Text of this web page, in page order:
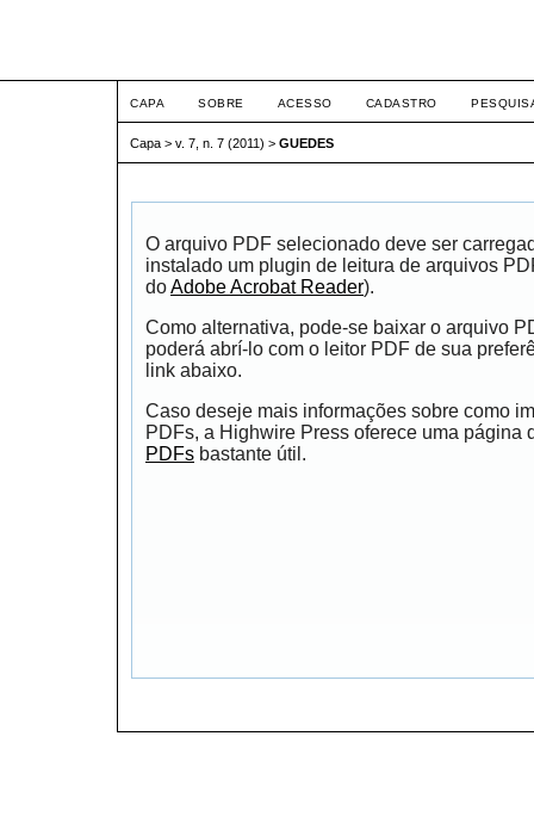
CAPA SOBRE ACESSO CADASTRO
Capa > v. 7, n. 7 (2011) > GUEDES
O arquivo PDF selecionado deve ser
instalado um plugin de leitura de arquivos
doAdobe Acrobat Reader).
Como alternativa, pode-se baixar o arquivo
poderá abrí-lo com o leitor PDF de sua
link abaixo.
Caso deseje mais informações sobre como
PDFs, a Highwire Press oferece uma página
PDFs bastante útil.